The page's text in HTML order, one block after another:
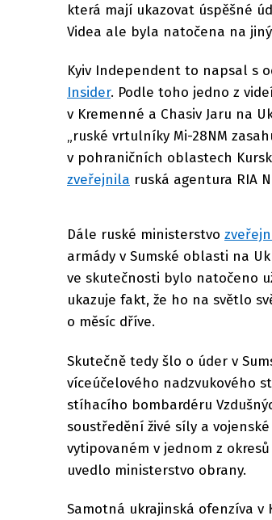
která mají ukazovat úspěšné
Videa ale byla natočena na
Kyiv Independent to napsal s
Insider. Podle toho jedno z
v Kremenné a Chasiv Jaru na
„ruské vrtulníky Mi-28NM
v pohraničních oblastech
zveřejnila ruská agentura RIA
Dále ruské ministerstvo
armády v Sumské oblasti na
ve skutečnosti bylo natočeno
ukazuje fakt, že ho na světlo
o měsíc dříve.
Skutečně tedy šlo o úder v
víceúčelového nadzvukového
stíhacího bombardéru
soustředění živé síly a
vytipovaném v jednom z
uvedlo ministerstvo obrany.
Samotná ukrajinská ofenzíva